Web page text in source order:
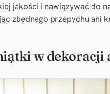
jakości i nawiązywać do
zbędnego przepychu ani
w dekoracji